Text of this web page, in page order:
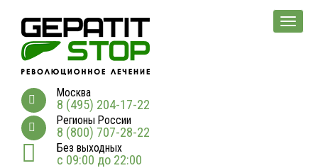
Москва
8 (495) 204-17-22
Регионы России
8 (800) 707-28-22
Без выходных
с 09:00 до 22:00